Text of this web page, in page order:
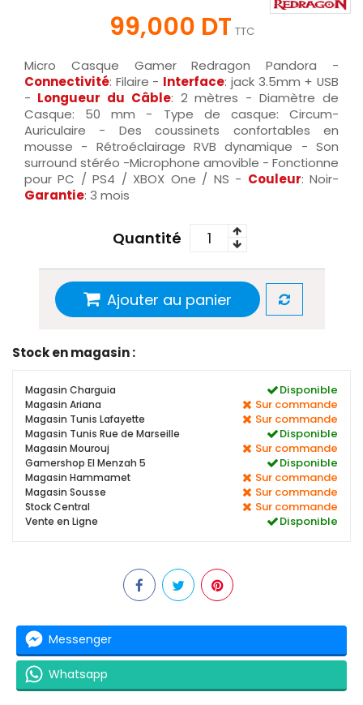
99,000 DT TTC
Micro Casque Gamer Redragon Pandora -
Connectivité: Filaire - Interface: jack 3.5mm + USB
- Longueur du Câble: 2 mètres - Diamètre de
Casque: 50 mm - Type de casque: Circum-
Auriculaire - Des coussinets confortables en
mousse - Rétroéclairage RVB dynamique - Son
surround stéréo -Microphone amovible - Fonctionne
pour PC / PS4 / XBOX One / NS - Couleur: Noir-
Garantie: 3 mois
Quantité
Ajouter au panier
Stock en magasin :
Magasin Charguia Disponible
Magasin Ariana Sur commande
Magasin Tunis Lafayette Sur commande
Magasin Tunis Rue de Marseille Disponible
Magasin Mourouj Sur commande
Gamershop El Menzah 5 Disponible
Magasin Hammamet Sur commande
Magasin Sousse Sur commande
Stock Central Sur commande
Vente en Ligne Disponible
Messenger
Whatsapp